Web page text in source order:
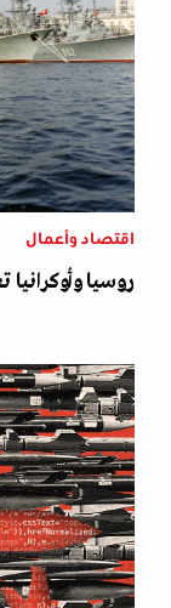
اقتصاد وأعمال
روسيا وأوكرانيا